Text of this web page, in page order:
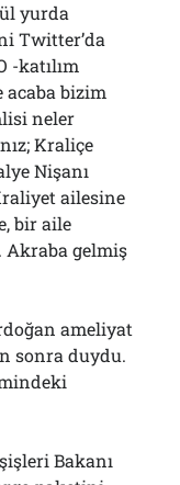
yurda
Twitter’da
-katılım
acaba bizim
neler
Kraliçe
Nişanı
ailesine
bir aile
Akraba gelmiş
ameliyat
sonra duydu.
Bakanı